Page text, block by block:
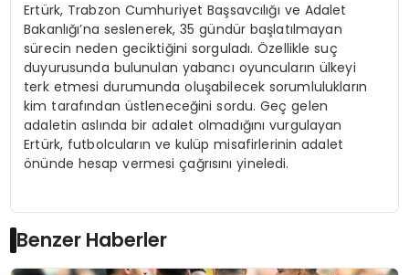
Ertürk, Trabzon Cumhuriyet Başsavcılığı ve Adalet
Bakanlığı’na seslenerek, 35 gündür başlatılmayan
sürecin neden geciktiğini sorguladı. Özellikle suç
duyurusunda bulunulan yabancı oyuncuların ülkeyi
terk etmesi durumunda oluşabilecek sorumlulukların
kim tarafından üstleneceğini sordu. Geç gelen
adaletin aslında bir adalet olmadığını vurgulayan
Ertürk, futbolcuların ve kulüp misafirlerinin adalet
önünde hesap vermesi çağrısını yineledi.
Benzer Haberler